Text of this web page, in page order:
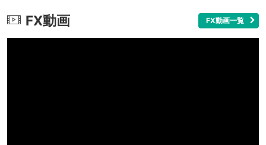
FX動画 FX動画一覧